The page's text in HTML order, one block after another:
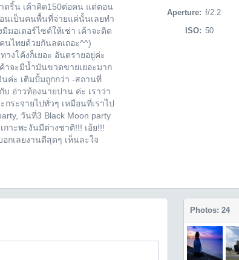
ดริ้น เค้าคิด150ต่อคน แต่ตอน
นเป็นคนพื้นที่จ่ายแค่นั้นเลยทำ
มอเตอร์ไซค์ให้เช่า เค้าจะติด
นไทยด้วยกันลดเถอะ^^)
งโค้งก็เยอะ อันตรายอยู่ค่ะ
าจะมีน้ำมันขวดขายเยอะมาก
นค่ะ เติมปั้มถูกกว่า -สถานที่
อ่าวท้องนายปาน ค่ะ เราว่า
ระจายไปทั่วๆ เหมือนที่เราไป
วันที่3 Black Moon party
กาะพะงันมีต่างชาติ!!! เอ้ย!!!
กเลยงานดีสุดๆ เห็นละใจ
Aperture: f/2.2
ISO: 50
Photos: 24